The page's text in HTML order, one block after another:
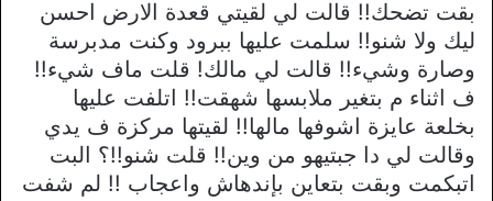
بقت تضحك!! قالت لي لقيتي قعدة الارض احسن
ليك ولا شنو!! سلمت عليها ببرود وكنت مدبرسة
وصارة وشيء!! قالت لي مالك! قلت ماف شيء!!
ف اثناء م بتغير ملابسها شهقت!! اتلفت عليها
بخلعة عايزة اشوفها مالها!! لقيتها مركزة ف يدي
وقالت لي دا جبتيهو من وين!! قلت شنو!!؟ البت
اتبكمت وبقت بتعاين بإندهاش واعجاب !! لم شفت